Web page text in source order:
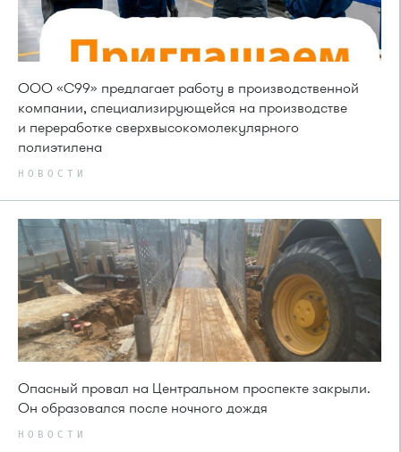
ООО «С99» предлагает работу в производственной
компании, специализирующейся на производстве
и переработке сверхвысокомолекулярного
полиэтилена
НОВОСТИ
Опасный провал на Центральном проспекте закрыли.
Он образовался после ночного дождя
НОВОСТИ